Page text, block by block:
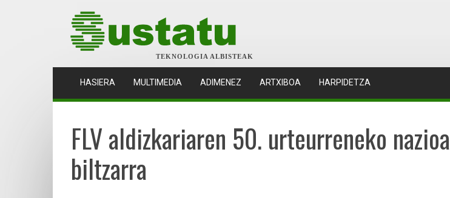
TEKNOLOGIA ALBISTEAK
HASIERA (CURRENT)
MULTIMEDIA ADIMENEZ ARTXIBOA HARPIDETZA
FLV aldizkariaren 50. urteurreneko
biltzarra